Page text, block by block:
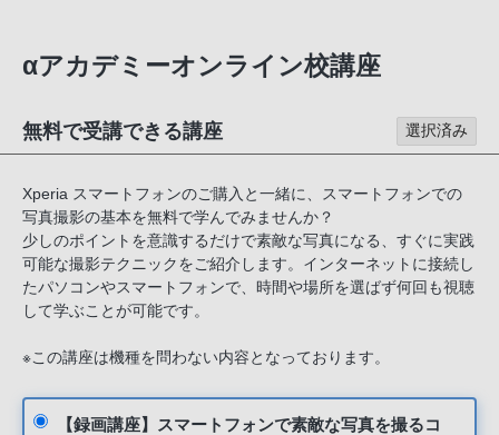
αアカデミーオンライン校講座
無料で受講できる講座 選択済み
Xperia スマートフォンのご購入と一緒に、スマートフォンでの
写真撮影の基本を無料で学んでみませんか？
少しのポイントを意識するだけで素敵な写真になる、すぐに実践
可能な撮影テクニックをご紹介します。インターネットに接続し
たパソコンやスマートフォンで、時間や場所を選ばず何回も視聴
して学ぶことが可能です。
※この講座は機種を問わない内容となっております。
【録画講座】スマートフォンで素敵な写真を撮るコ